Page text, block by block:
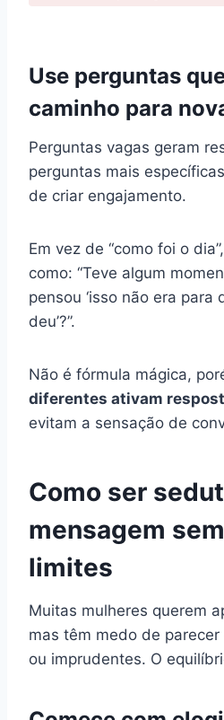
Use perguntas
caminho para
Perguntas vagas geram
perguntas mais
de criar engajamento.
Em vez de “como foi o
como: “Teve algum
pensou ‘isso não era para
deu’?”.
Não é fórmula mágica,
diferentes ativam
evitam a sensação de
Como ser
mensagem
limites
Muitas mulheres querem
mas têm medo de
ou imprudentes. O